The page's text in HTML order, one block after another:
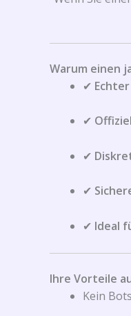
Warum einen
✔
✔
✔
✔
✔ Ideal
Ihre Vorteile
Kein